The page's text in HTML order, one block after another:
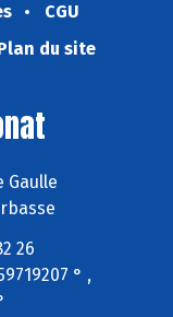
CGU
du site
Gaulle
26
° ,